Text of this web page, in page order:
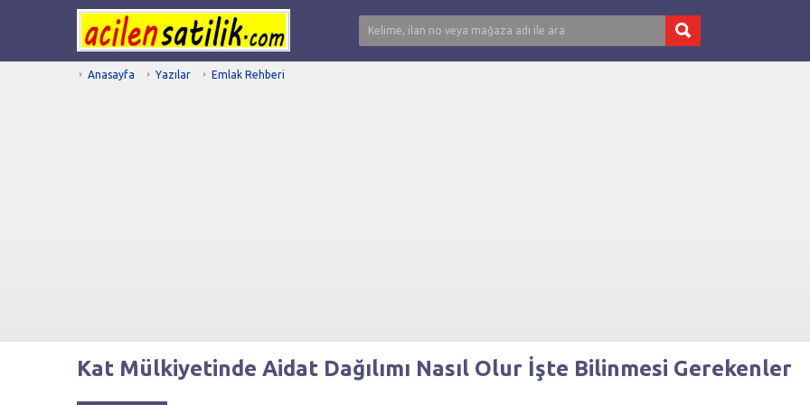
Anasayfa Yazılar Emlak Rehberi
Kat Mülkiyetinde Aidat Dağılımı Nasıl Olur İşte Bilinmesi Gerekenler